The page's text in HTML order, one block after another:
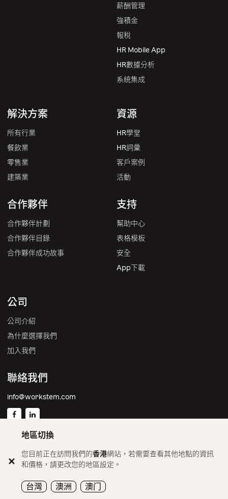
Privacy Policy•Terms and Conditions
薪酬管理
強積金
報稅
HR Mobile App
HR數據分析
系統集成
解決方案
所有行業
餐飲業
零售業
建築業
合作夥伴
合作夥伴計劃
合作夥伴目錄
合作夥伴成功故事
資源
HR學堂
HR詞彙
客戶案例
活動
支持
幫助中心
表格模板
安全
App下載
公司
公司介紹
為什麼選擇我們
加入我們
聯絡我們
info@workstem.com
© 2026 OneJob Group Limited All rights reserved. •
Policy•Terms and Conditions
地區切換
您目前正在訪問我們的香港網站，若需要查看其他地點的資訊
和價格，請更改您的地區設定。
台灣 澳洲 澳门